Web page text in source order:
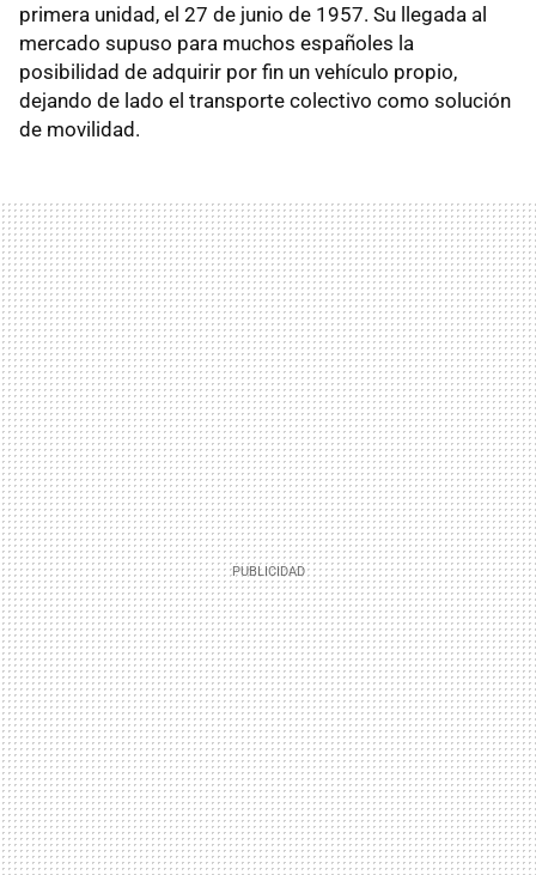
primera unidad, el 27 de junio de 1957. Su llegada al
mercado supuso para muchos españoles la
posibilidad de adquirir por fin un vehículo propio,
dejando de lado el transporte colectivo como solución
de movilidad.